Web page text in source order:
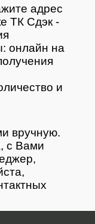
адрес
ТК Сдэк -
онлайн на
и
вручную.
с Вами